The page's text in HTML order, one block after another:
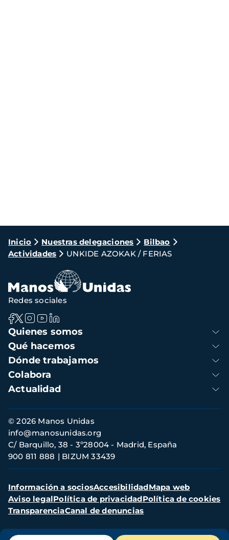
Ruta
de
navegación
Inicio Nuestras delegaciones
Bilbao
Actividades
UNKIDE AZOKAK / FERIAS
Navegación
principal
Quienes somos
Qué hacemos
Dónde trabajamos
Colabora
Actualidad
Redes sociales
Información
de
contacto
© 2026 Manos Unidas
C/ Barquillo, 38 - 3º28004 - Madrid, España
900 811 888
BIZUM 33439
info@manosunidas.org
Menú
secundario
Información a sociosAccesibilidadMapa web
Aviso legalPolítica de privacidadPolítica de cookies
TransparenciaCanal de denuncias